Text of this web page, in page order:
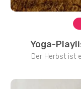
Yoga-
Der Herbst ist